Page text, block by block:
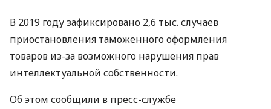
В 2019 году зафиксировано 2,6 тыс. случаев
приостановления таможенного оформления
товаров из-за возможного нарушения прав
интеллектуальной собственности.
Об этом сообщили в пресс-службе